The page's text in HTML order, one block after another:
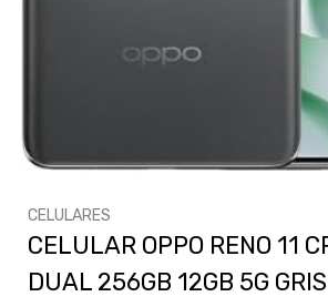
CELULARES
CELULAR OPPO RENO 11
DUAL 256GB 12GB 5G